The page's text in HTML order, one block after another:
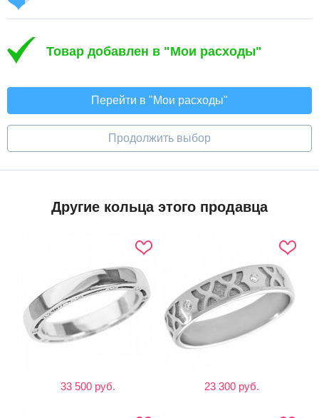
Товар добавлен в "Мои расходы"
Перейти в "Мои расходы"
Продолжить выбор
Другие кольца этого продавца
33 500 руб. 23 300 руб.